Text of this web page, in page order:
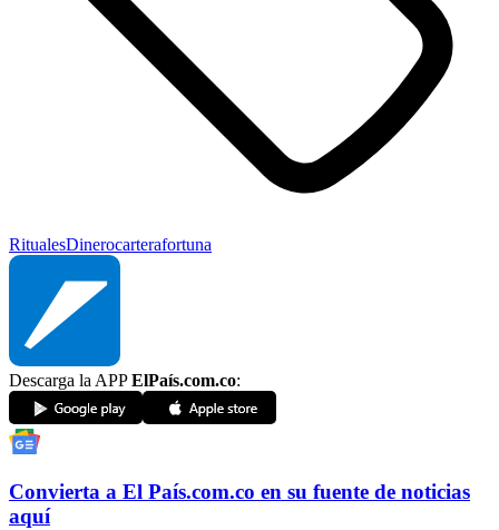
RitualesDinerocarterafortuna
Descarga la APPElPaís.com.co:
Convierta a El País.com.co en su fuente de noticias
aquí